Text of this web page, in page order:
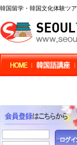
韓国留学・韓国文化体験ツ